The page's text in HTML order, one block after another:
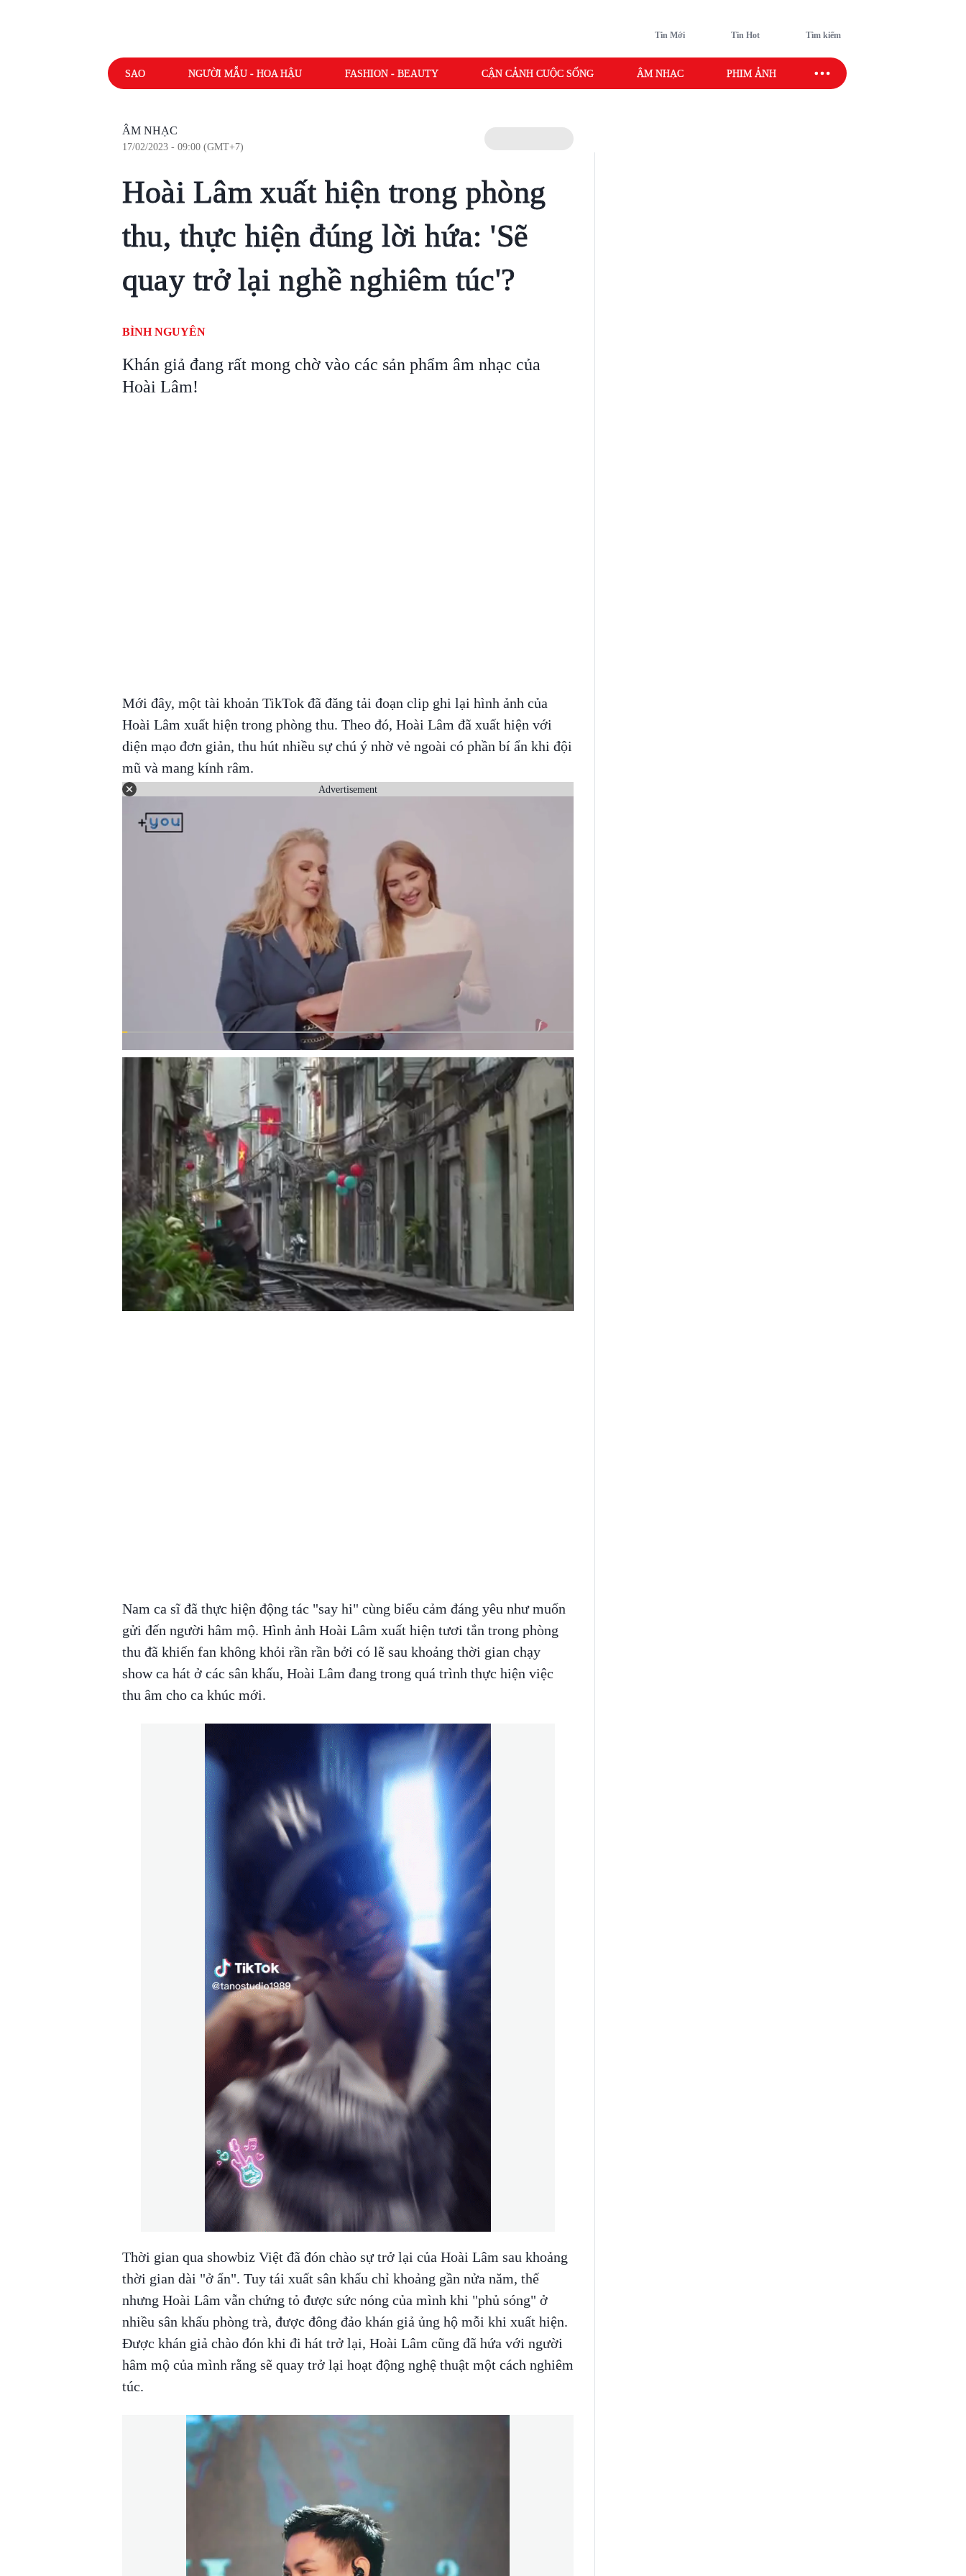
Tin Mới Tin Hot Tìm kiếm
SAO NGƯỜI MẪU - HOA HẬU FASHION - BEAUTY CẬN CẢNH CUỘC SỐNG ÂM NHẠC PHIM ẢNH SAO SPORT
ÂM NHẠC
17/02/2023 - 09:00 (GMT+7)
Hoài Lâm xuất hiện trong phòng
thu, thực hiện đúng lời hứa: 'Sẽ
quay trở lại nghề nghiêm túc'?
BÌNH NGUYÊN
Khán giả đang rất mong chờ vào các sản phẩm âm nhạc của
Hoài Lâm!
Mới đây, một tài khoản TikTok đã đăng tải đoạn clip ghi lại hình ảnh của
Hoài Lâm xuất hiện trong phòng thu. Theo đó, Hoài Lâm đã xuất hiện với
diện mạo đơn giản, thu hút nhiều sự chú ý nhờ vẻ ngoài có phần bí ẩn khi đội
mũ và mang kính râm.
Advertisement
Nam ca sĩ đã thực hiện động tác "say hi" cùng biểu cảm đáng yêu như muốn
gửi đến người hâm mộ. Hình ảnh Hoài Lâm xuất hiện tươi tắn trong phòng
thu đã khiến fan không khỏi rần rần bởi có lẽ sau khoảng thời gian chạy
show ca hát ở các sân khấu, Hoài Lâm đang trong quá trình thực hiện việc
thu âm cho ca khúc mới.
Thời gian qua showbiz Việt đã đón chào sự trở lại của Hoài Lâm sau khoảng
thời gian dài "ở ẩn". Tuy tái xuất sân khấu chỉ khoảng gần nửa năm, thế
nhưng Hoài Lâm vẫn chứng tỏ được sức nóng của mình khi "phủ sóng" ở
nhiều sân khấu phòng trà, được đông đảo khán giả ủng hộ mỗi khi xuất hiện.
Được khán giả chào đón khi đi hát trở lại, Hoài Lâm cũng đã hứa với người
hâm mộ của mình rằng sẽ quay trở lại hoạt động nghệ thuật một cách nghiêm
túc.